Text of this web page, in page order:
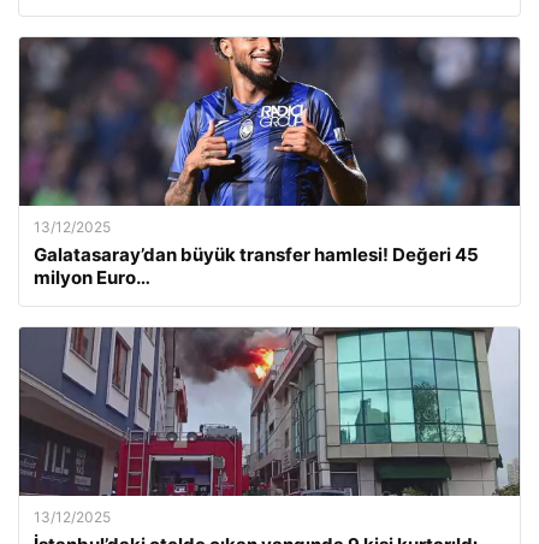
13/12/2025
Galatasaray’dan büyük transfer hamlesi! Değeri 45
milyon Euro…
13/12/2025